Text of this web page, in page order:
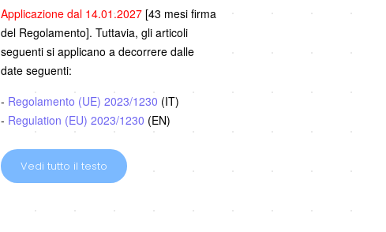
Applicazione dal 14.01.2027 [43 mesi firma
del Regolamento]. Tuttavia, gli articoli
seguenti si applicano a decorrere dalle
date seguenti:
- Regolamento (UE) 2023/1230 (IT)
- Regulation (EU) 2023/1230 (EN)
Vedi tutto il testo